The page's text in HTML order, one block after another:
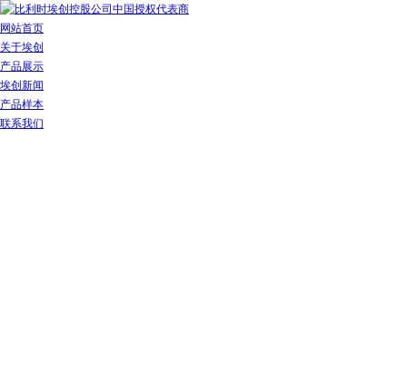
网站首页
关于埃创
产品展示
埃创新闻
产品样本
联系我们